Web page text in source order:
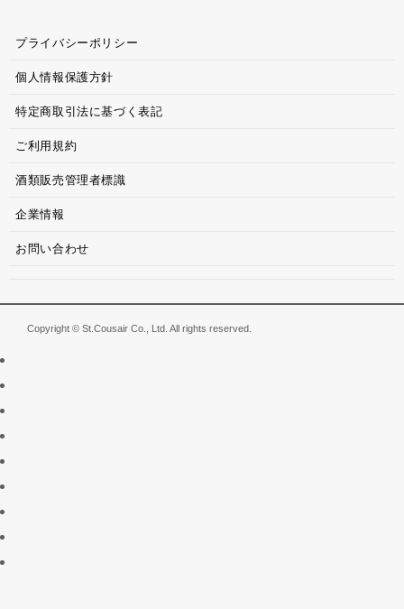
プライバシーポリシー
個人情報保護方針
特定商取引法に基づく表記
ご利用規約
酒類販売管理者標識
企業情報
お問い合わせ
Copyright © St.Cousair Co., Ltd. All rights reserved.